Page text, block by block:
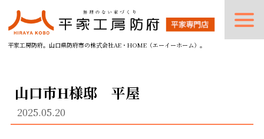
平家工房防府。山口県防府市の株式会社AE・HOME（エーイーホーム）。
山口市H様邸 平屋
2025.05.20